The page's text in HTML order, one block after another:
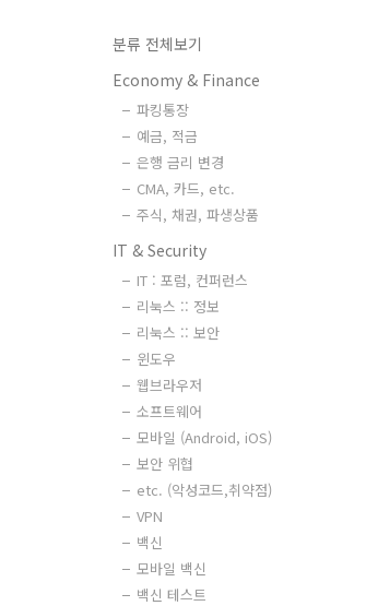
분류 전체보기
Economy & Finance
파킹통장
예금, 적금
은행 금리 변경
CMA, 카드, etc.
주식, 채권, 파생상품
IT & Security
IT : 포럼, 컨퍼런스
리눅스 :: 정보
리눅스 :: 보안
윈도우
웹브라우저
소프트웨어
모바일 (Android, iOS)
보안 위협
etc. (악성코드,취약점)
VPN
백신
모바일 백신
백신 테스트